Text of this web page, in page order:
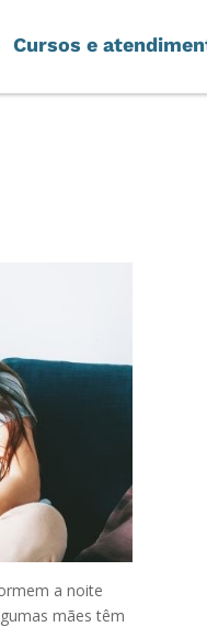
Cursos e
a noite
mães têm